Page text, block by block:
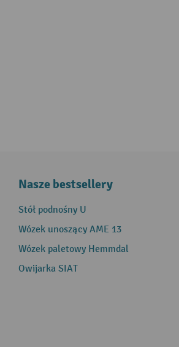
Nasze bestsellery
Stół podnośny U
Wózek unoszący AME 13
Wózek paletowy Hemmdal
Owijarka SIAT